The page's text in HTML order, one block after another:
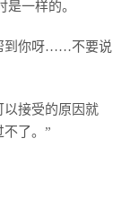
一样的。
到你呀……不要说
以接受的原因就
了。”